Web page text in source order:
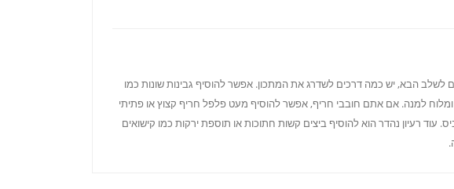
הבא, יש כמה דרכים לשדרג את המתכון. אפשר להוסיף גבינות שונות כמו
ומלוח למנה. אם אתם חובבי חריף, אפשר להוסיף מעט פלפל חריף קצוץ או פתיתי
עוד רעיון נהדר הוא להוסיף ביצים קשות חתוכות או תוספת ירקות כמו קישואים